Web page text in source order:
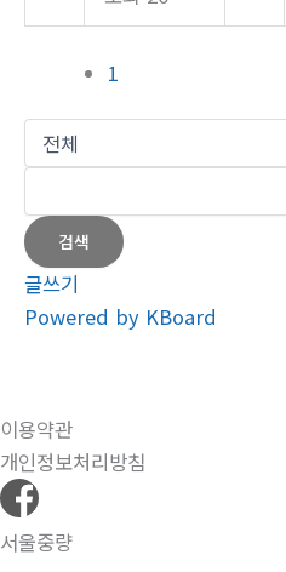
1
검색
글쓰기
Powered by KBoard
이용약관
개인정보처리방침
서울중량